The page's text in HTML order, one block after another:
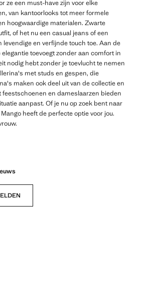
ze een must-have zijn voor elke
van kantoorlooks tot meer formele
hoogwaardige materialen. Zwarte
of het nu een casual jeans of een
en verfijnde touch toe. Aan de
toevoegt zonder aan comfort in
nodig hebt zonder je toevlucht te nemen
met studs en gespen, die
maken ook deel uit van de collectie en
en dameslaarzen bieden
aanpast. Of je nu op zoek bent naar
heeft de perfecte optie voor jou.